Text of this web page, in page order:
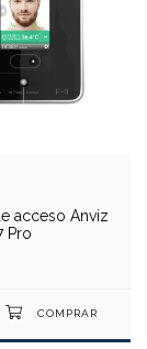
acceso Anviz
Pro